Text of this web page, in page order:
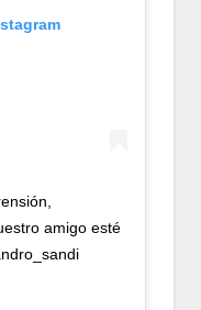
amigo esté